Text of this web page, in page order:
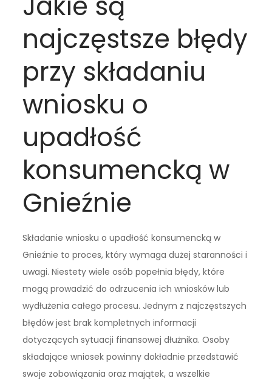
najczęstsze błędy
przy składaniu
wniosku o
upadłość
konsumencką w
Gnieźnie
Składanie wniosku o upadłość konsumencką w
Gnieźnie to proces, który wymaga dużej staranności i
uwagi. Niestety wiele osób popełnia błędy, które
mogą prowadzić do odrzucenia ich wniosków lub
wydłużenia całego procesu. Jednym z najczęstszych
błędów jest brak kompletnych informacji
dotyczących sytuacji finansowej dłużnika. Osoby
składające wniosek powinny dokładnie przedstawić
swoje zobowiązania oraz majątek, a wszelkie